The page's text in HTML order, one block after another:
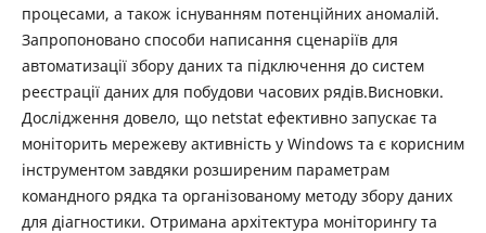
процесами, а також існуванням потенційних аномалій.
Запропоновано способи написання сценаріїв для
автоматизації збору даних та підключення до систем
реєстрації даних для побудови часових рядів.Висновки.
Дослідження довело, що netstat ефективно запускає та
моніторить мережеву активність у Windows та є корисним
інструментом завдяки розширеним параметрам
командного рядка та організованому методу збору даних
для діагностики. Отримана архітектура моніторингу та